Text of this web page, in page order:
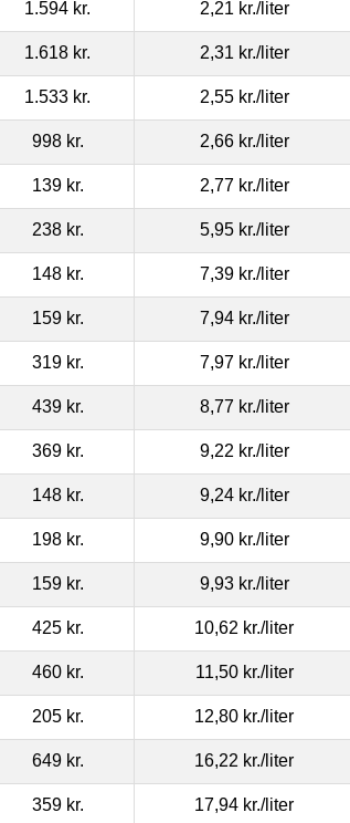
1.594 kr. 2,21 kr./liter
1.618 kr. 2,31 kr./liter
1.533 kr. 2,55 kr./liter
998 kr. 2,66 kr./liter
139 kr. 2,77 kr./liter
238 kr. 5,95 kr./liter
148 kr. 7,39 kr./liter
159 kr. 7,94 kr./liter
319 kr. 7,97 kr./liter
439 kr. 8,77 kr./liter
369 kr. 9,22 kr./liter
148 kr. 9,24 kr./liter
198 kr. 9,90 kr./liter
159 kr. 9,93 kr./liter
425 kr. 10,62 kr./liter
460 kr. 11,50 kr./liter
205 kr. 12,80 kr./liter
649 kr. 16,22 kr./liter
359 kr. 17,94 kr./liter